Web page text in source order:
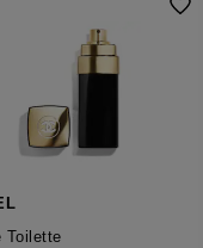
Toilette